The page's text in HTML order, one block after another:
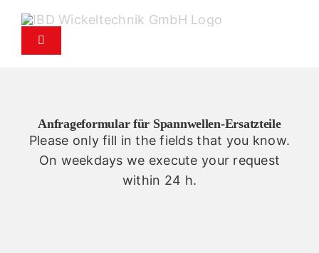
Inhalt
springenNavigation
Service
Ersatzteil-Service
Anfrageformular für Spannwellen-Ersatzteile
Please only fill in the fields that you know.
On weekdays we execute your request
within 24 h.